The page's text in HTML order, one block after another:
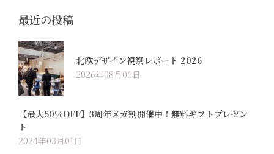
最近の投稿
北欧デザイン視察レポート 2026
2026年08月06日
【最大50%OFF】3周年メガ割開催中！無料ギフトプレゼン
ト
2024年03月01日